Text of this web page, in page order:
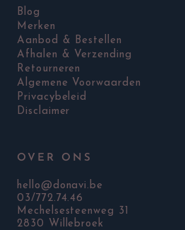
Blog
Merken
Aanbod & Bestellen
Afhalen & Verzending
Retourneren
Algemene Voorwaarden
Privacybeleid
Disclaimer
OVER ONS
hello@donavi.be
03/772.74.46
Mechelsesteenweg 31
2830 Willebroek